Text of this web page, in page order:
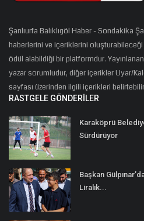
Şanlıurfa Balıklıgöl Haber - Sondakika
haberlerini ve içeriklerini
ödül alabildiği bir platformdur.
yazar sorumludur, diğer içerikler Uyar/
sayfası üzerinden ilgili içerikleri
RASTGELE GÖNDERILER
Karaköprü
Sürdürüyor
Başkan
Liralık...